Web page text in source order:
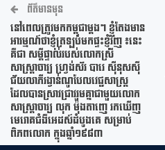
ព័ត៌មានមុន
នៅពេលត្រូវមកកម្ពុជាម្តងៗ ខ្ញុំតែងមាន
អារម្មណ៍ថាខ្ញុំត្រឡប់មកផ្ទះខ្ញុំវិញ ៖នេះ
គឺជា សម្ដីផ្ទាល់របស់លោកស្រី
សាស្ត្រាចារ្យ ហ្វ្រង់ស័រ បារេ ស៊ីនុសស៊ី
ជ័យលាភីរង្វាន់ណូបែលវេជ្ជសាស្រ្ត
ដែលបានស្រាវជ្រាវរួមគ្នាជាមួយលោក
សាស្ត្រាចារ្យ លុក ម៉ុងតាញេ រកឃើញ
មេរោគជំងឺអេដស៍ដំបូងគេ សម្រាប់
ពិភពលោក ក្នុងឆ្នាំ១៩៨៣